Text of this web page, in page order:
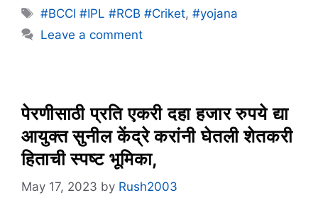
Tags
#BCCI #IPL #RCB #Criket,#yojana
Leave a comment
पेरणीसाठी प्रति एकरी दहा हजार रुपये द्या
आयुक्त सुनील केंद्रे करांनी घेतली शेतकरी
हिताची स्पष्ट भूमिका,
May 17, 2023 by Rush2003